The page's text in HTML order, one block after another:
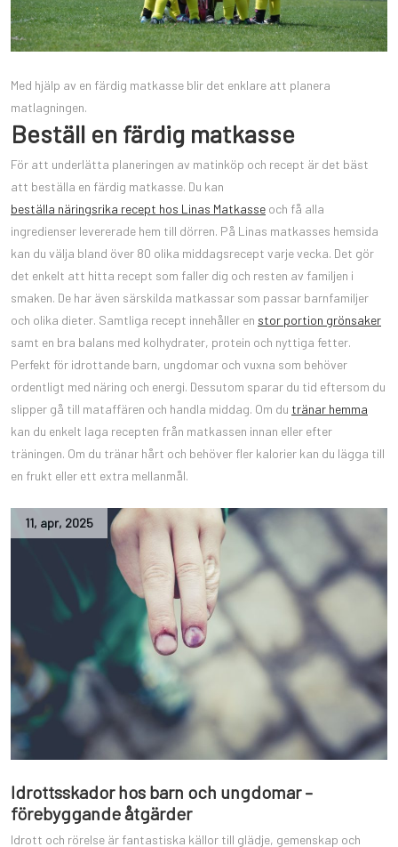
Med hjälp av en färdig matkasse blir det enklare att planera
matlagningen.
Beställ en färdig matkasse
För att underlätta planeringen av matinköp och recept är det bäst
att beställa en färdig matkasse. Du kan
beställa näringsrika recept hos Linas Matkasse och få alla
ingredienser levererade hem till dörren. På Linas matkasses hemsida
kan du välja bland över 80 olika middagsrecept varje vecka. Det gör
det enkelt att hitta recept som faller dig och resten av familjen i
smaken. De har även särskilda matkassar som passar barnfamiljer
och olika dieter. Samtliga recept innehåller en stor portion grönsaker
samt en bra balans med kolhydrater, protein och nyttiga fetter.
Perfekt för idrottande barn, ungdomar och vuxna som behöver
ordentligt med näring och energi. Dessutom sparar du tid eftersom du
slipper gå till mataffären och handla middag. Om du tränar hemma
kan du enkelt laga recepten från matkassen innan eller efter
träningen. Om du tränar hårt och behöver fler kalorier kan du lägga till
en frukt eller ett extra mellanmål.
11, apr, 2025
Idrottsskador hos barn och ungdomar –
förebyggande åtgärder
Idrott och rörelse är fantastiska källor till glädje, gemenskap och